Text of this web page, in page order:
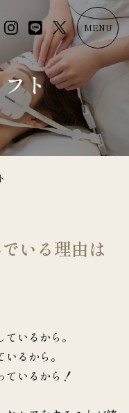
MENU
ト
いる理由は
いるから。
るから。
ているから！